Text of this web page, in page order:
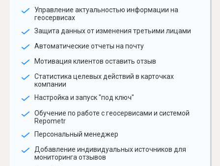
Управление актуальностью информации на
геосервисах
Защита данных от изменения третьими лицами
Автоматические отчеты на почту
Мотивация клиентов оставить отзыв
Статистика целевых действий в карточках
компании
Настройка и запуск "под ключ"
Обучение по работе с геосервисами и системой
Repometr
Персональный менеджер
Добавление индивидуальных источников для
мониторинга отзывов